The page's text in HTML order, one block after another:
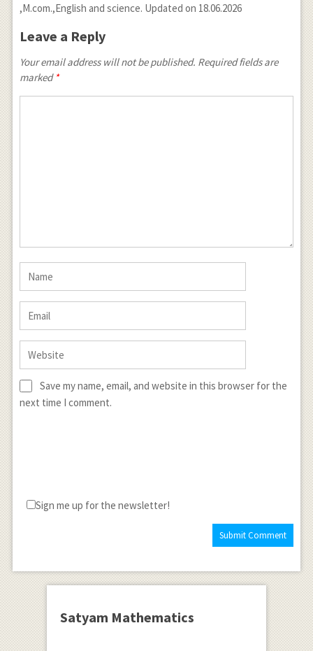
,M.com.,English and science. Updated on 18.06.2026
Leave a Reply
Your email address will not be published. Required fields are
marked *
Save my name, email, and website in this browser for the
next time I comment.
Sign me up for the newsletter!
Satyam Mathematics